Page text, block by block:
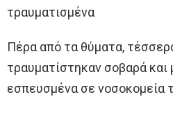
τραυματισμένα
Πέρα από τα θύματα,
τραυματίστηκαν σοβαρά
εσπευσμένα σε νοσοκομεία